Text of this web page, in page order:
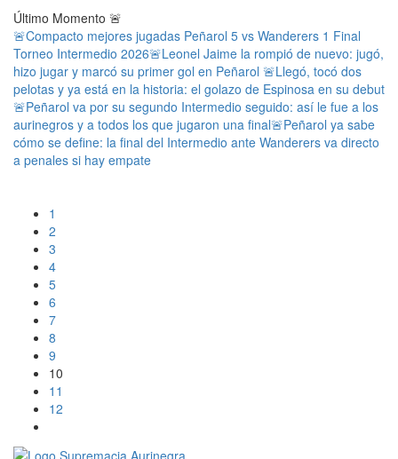
Último Momento 🚨
🚨Compacto mejores jugadas Peñarol 5 vs Wanderers 1 Final
Torneo Intermedio 2026🚨Leonel Jaime la rompió de nuevo: jugó,
hizo jugar y marcó su primer gol en Peñarol 🚨Llegó, tocó dos
pelotas y ya está en la historia: el golazo de Espinosa en su debut
🚨Peñarol va por su segundo Intermedio seguido: así le fue a los
aurinegros y a todos los que jugaron una final🚨Peñarol ya sabe
cómo se define: la final del Intermedio ante Wanderers va directo
a penales si hay empate
1
2
3
4
5
6
7
8
9
10
11
12